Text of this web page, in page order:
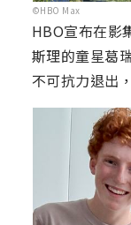
©HBO Max
HBO宣布在影
斯理的童星葛
不可抗力退出